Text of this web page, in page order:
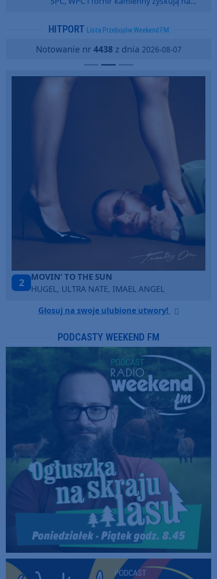
HITPORT Lista Przebojów Weekend FM
Notowanie nr 4438z dnia 2026-08-07
3
LEGENDARY LOVERS (SAVE ME)
KATY PERRY & CHIEF KEEF
Głosuj na swoje ulubione utwory!
PODCASTY WEEKEND FM